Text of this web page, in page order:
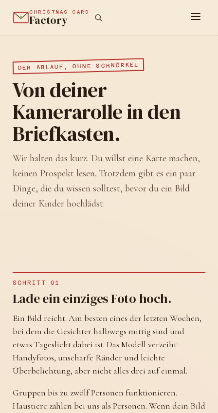
CHRISTMAS CARD
Factory
DER ABLAUF, OHNE SCHNÖRKEL
Von deiner
Kamerarolle in den
Briefkasten.
Wir halten das kurz. Du willst eine Karte machen,
keinen Prospekt lesen. Trotzdem gibt es ein paar
Dinge, die du wissen solltest, bevor du ein Bild
deiner Kinder hochlädst.
SCHRITT 01
Lade ein einziges Foto hoch.
Ein Bild reicht. Am besten eines der letzten Wochen,
bei dem die Gesichter halbwegs mittig sind und
etwas Tageslicht dabei ist. Das Modell verzeiht
Handyfotos, unscharfe Ränder und leichte
Überbelichtung, aber nicht alles drei auf einmal.
Gruppen bis zu zwölf Personen funktionieren.
Haustiere zählen bei uns als Personen. Wenn dein Bild